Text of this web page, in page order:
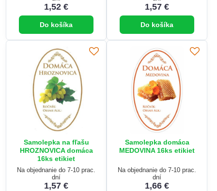
1,52 €
Do košíka
1,57 €
Do košíka
Samolepka na fľašu
HROZNOVICA domáca
16ks etikiet
Na objednanie do 7-10 prac.
dní
1,57 €
Samolepka domáca
MEDOVINA 16ks etikiet
Na objednanie do 7-10 prac.
dní
1,66 €